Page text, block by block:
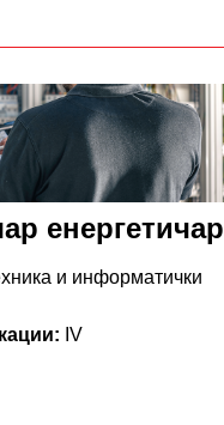
енергетичар
и информатички
IV